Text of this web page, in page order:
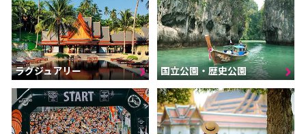
ソンクラー
スラーターニー
ヤラー
ラグジュアリー 国立公園・歴史公園